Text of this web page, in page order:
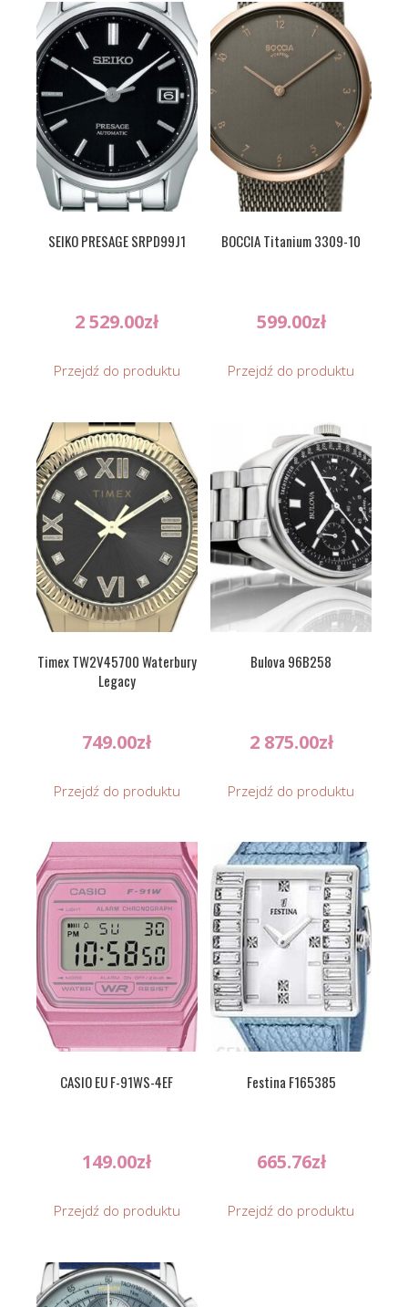
SEIKO PRESAGE SRPD99J1
2 529.00zł
Przejdź do produktu
BOCCIA Titanium 3309-10
599.00zł
Przejdź do produktu
Timex TW2V45700 Waterbury
Legacy
749.00zł
Przejdź do produktu
Bulova 96B258
2 875.00zł
Przejdź do produktu
CASIO EU F-91WS-4EF
149.00zł
Przejdź do produktu
Festina F165385
665.76zł
Przejdź do produktu